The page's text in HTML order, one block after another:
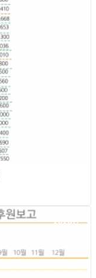
2026년